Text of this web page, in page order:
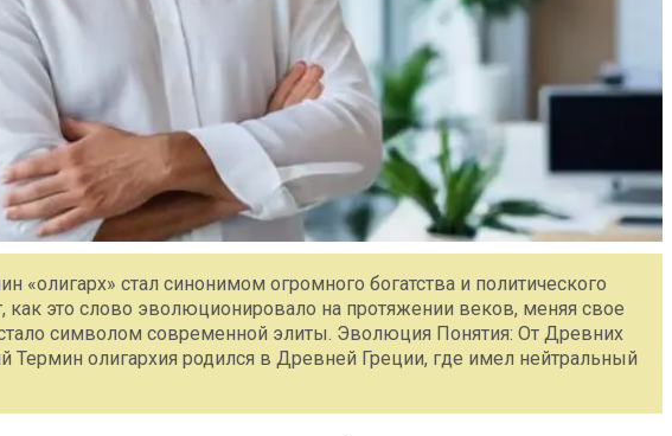
«олигарх» стал синонимом огромного богатства и политического
как это слово эволюционировало на протяжении веков, меняя свое
стало символом современной элиты. Эволюция Понятия: От Древних
олигархия родился в Древней Греции, где имел нейтральный